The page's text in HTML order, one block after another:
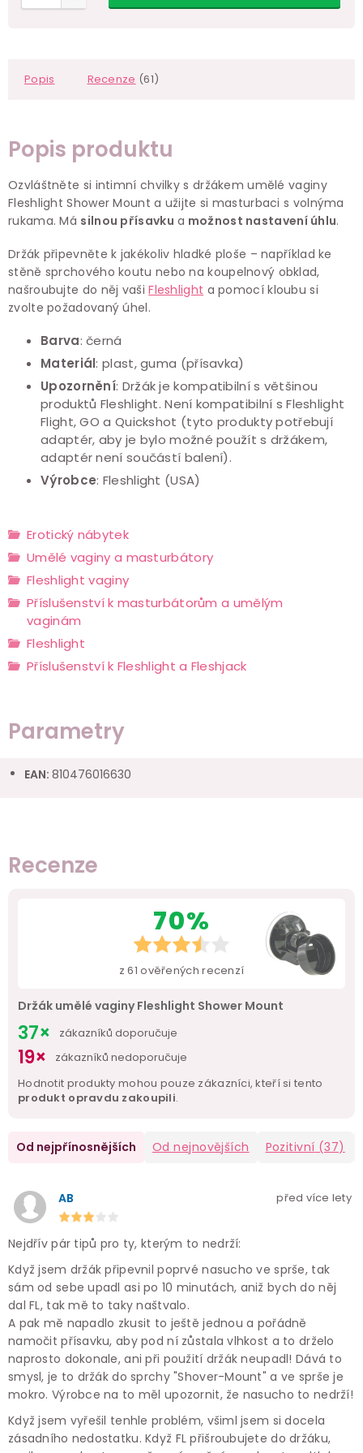
Popis Recenze (61)
Popis produktu
Ozvláštněte si intimní chvilky s držákem umělé vaginy
Fleshlight Shower Mount a užijte si masturbaci s volnýma
rukama. Má silnou přísavku a možnost nastavení úhlu.
Držák připevněte k jakékoliv hladké ploše – například ke
stěně sprchového koutu nebo na koupelnový obklad,
našroubujte do něj vašiFleshlight a pomocí kloubu si
zvolte požadovaný úhel.
Barva: černá
Materiál: plast, guma (přísavka)
Upozornění: Držák je kompatibilní s většinou
produktů Fleshlight. Není kompatibilní s Fleshlight
Flight, GO a Quickshot (tyto produkty potřebují
adaptér, aby je bylo možné použít s držákem,
adaptér není součástí balení).
Výrobce: Fleshlight (USA)
Erotický nábytek
Umělé vaginy a masturbátory
Fleshlight vaginy
Příslušenství k masturbátorům a umělým
vaginám
Fleshlight
Příslušenství k Fleshlight a Fleshjack
Parametry
EAN: 810476016630
Recenze
70%
z61 ověřených recenzí
Držák umělé vaginy Fleshlight Shower Mount
37× zákazníků doporučuje
19×
zákazníků nedoporučuje
Hodnotit produkty mohou pouze zákazníci, kteří si tento
produkt opravdu zakoupili.
Od nejpřínosnějších Od nejnovějších Pozitivní (37)
AB před více lety
Nejdřív pár tipů pro ty, kterým to nedrží:
Když jsem držák připevnil poprvé nasucho ve sprše, tak
sám od sebe upadl asi po 10 minutách, aniž bych do něj
dal FL, tak mě to taky naštvalo.
A pak mě napadlo zkusit to ještě jednou a pořádně
namočit přísavku, aby pod ní zůstala vlhkost a to drželo
naprosto dokonale, ani při použití držák neupadl! Dává to
smysl, je to držák do sprchy "Shover-Mount" a ve sprše je
mokro. Výrobce na to měl upozornit, že nasucho to nedrží!
Když jsem vyřešil tenhle problém, všiml jsem si docela
zásadního nedostatku. Když FL přišroubujete do držáku,